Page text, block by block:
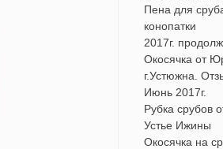
Пена для
конопатки
2017г.
Окосячка от
г.Устюжна.
Июнь 2017г.
Рубка срубов
Устье Ижины
Окосячка на